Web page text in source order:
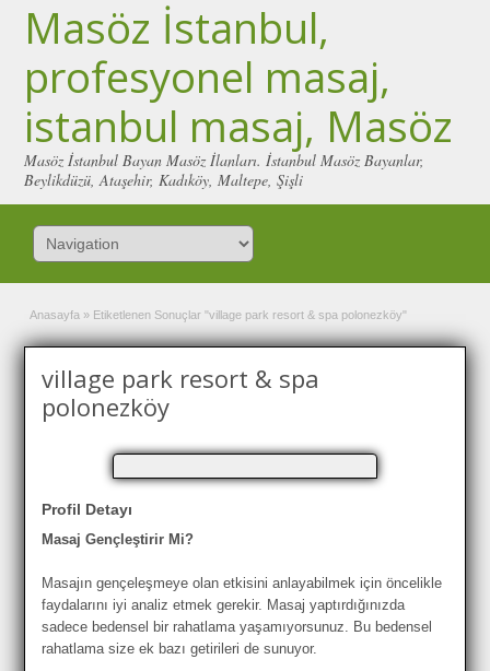
Masöz İstanbul,
profesyonel masaj,
istanbul masaj, Masöz
Masöz İstanbul Bayan Masöz İlanları. İstanbul Masöz Bayanlar,
Beylikdüzü, Ataşehir, Kadıköy, Maltepe, Şişli
Anasayfa » Etiketlenen Sonuçlar "village park resort & spa polonezköy"
village park resort & spa
polonezköy
Profil Detayı
Masaj Gençleştirir Mi?
Masajın gençeleşmeye olan etkisini anlayabilmek için öncelikle
faydalarını iyi analiz etmek gerekir. Masaj yaptırdığınızda
sadece bedensel bir rahatlama yaşamıyorsunuz. Bu bedensel
rahatlama size ek bazı getirileri de sunuyor.